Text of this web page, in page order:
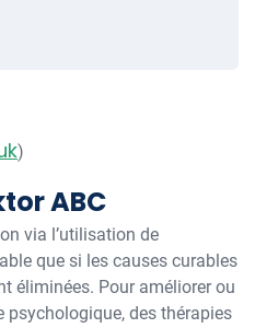
)
ABC
via l’utilisation de
que si les causes curables
éliminées. Pour améliorer ou
psychologique, des thérapies